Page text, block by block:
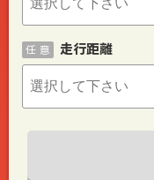
走行距離
任 意